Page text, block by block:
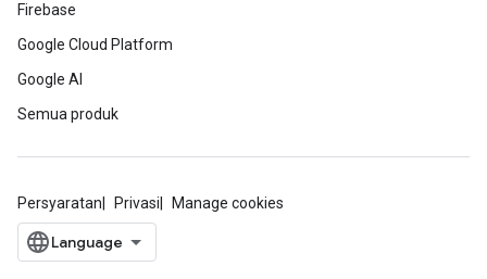
Firebase
Google Cloud Platform
Google AI
Semua produk
Persyaratan Privasi Manage cookies